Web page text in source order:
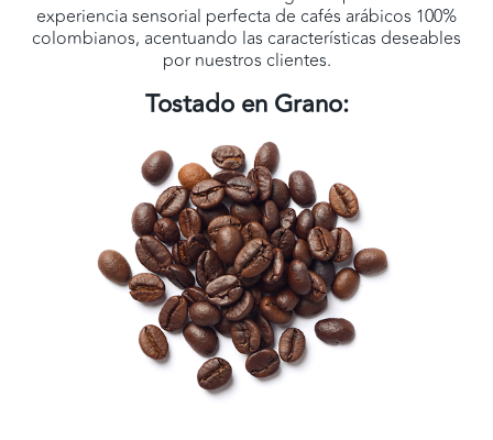
Tostado en Grano:
experiencia sensorial perfecta de cafés arábicos 100%
colombianos, acentuando las características deseables
por nuestros clientes.